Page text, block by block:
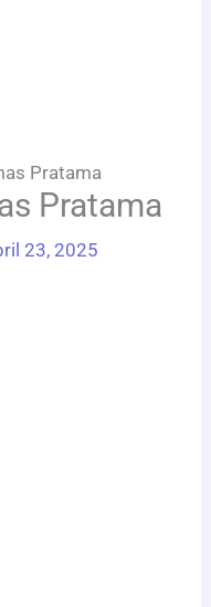
Pratama
Pratama
23, 2025